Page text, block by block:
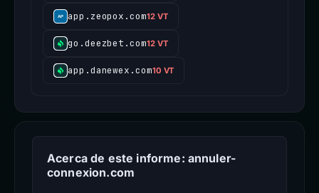
app.zeopox.com12 VT
go.deezbet.com12 VT
app.danewex.com10 VT
Acerca de este informe: annuler-
connexion.com